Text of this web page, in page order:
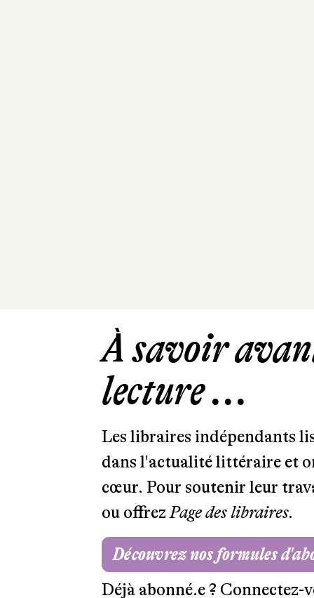
À savoir
lecture ...
Les libraires indépendants
dans l'actualité littéraire et
cœur. Pour soutenir leur
ou offrezPage des libraires.
Découvrez nos formules
Déjà abonné.e ? Connectez-